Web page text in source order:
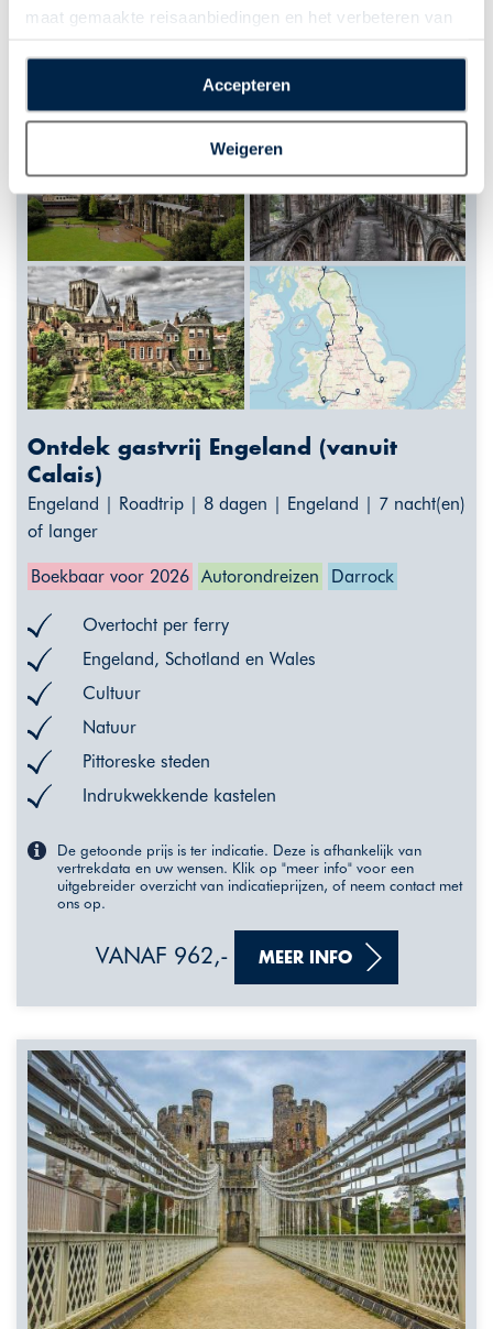
maat gemaakte reisaanbiedingen en het verbeteren van
plaatsen van alle hierboven beschreven cookies en
technologieën, waarmee persoonlijke gegevens kunnen
worden verzameld. Indien u kiest voor “Weigeren”
plaatsen wij enkel functionele cookies, en zal er geen
sprake zijn van gepersonaliseerde content.
Accepteren
Weigeren
Ontdek gastvrij Engeland (vanuit
Calais)
Engeland | Roadtrip | 8 dagen | Engeland | 7 nacht(en)
of langer
Boekbaar voor 2026 Autorondreizen Darrock
Overtocht per ferry
Engeland, Schotland en Wales
Cultuur
Natuur
Pittoreske steden
Indrukwekkende kastelen
De getoonde prijs is ter indicatie. Deze is afhankelijk van
vertrekdata en uw wensen. Klik op "meer info" voor een
uitgebreider overzicht van indicatieprijzen, of neem contact met
ons op.
VANAF 962,- MEER INFO